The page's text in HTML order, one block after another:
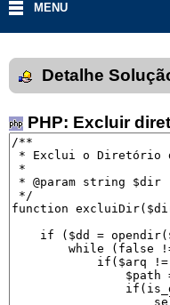
MENU
Detalhe
PHP: Excluir